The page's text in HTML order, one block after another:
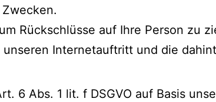
Rückschlüsse auf Ihre Person zu
Internetauftritt und die
6 Abs. 1 lit. f DSGVO auf Basis